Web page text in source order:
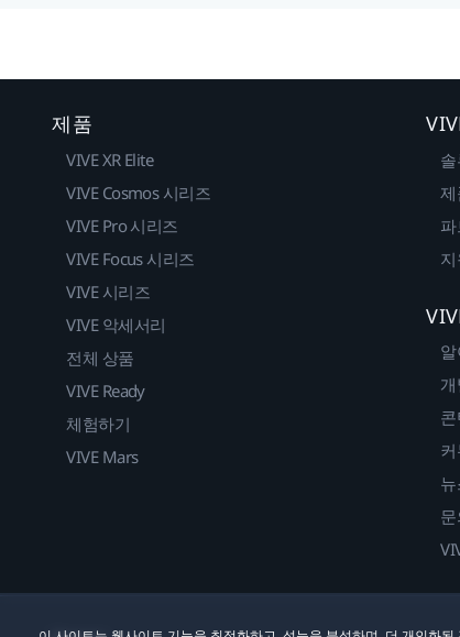
제품
VIVE XR Elite
VIVE Cosmos 시리즈
VIVE Pro 시리즈
VIVE Focus 시리즈
VIVE 시리즈
VIVE 악세서리
전체 상품
VIVE Ready
체험하기
VIVE Mars
지
문